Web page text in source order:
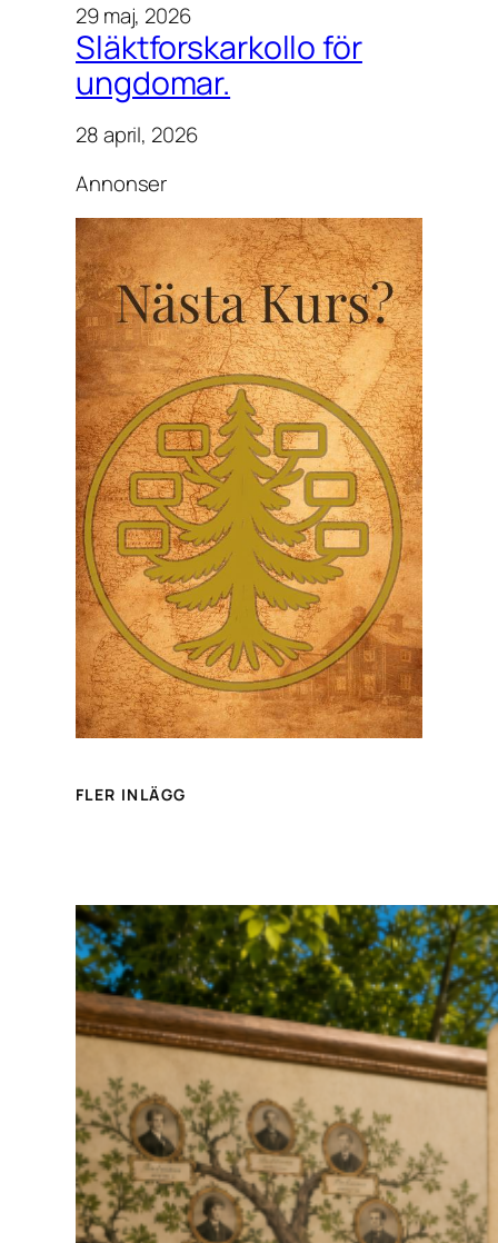
29 maj, 2026
Släktforskarkollo för
ungdomar.
28 april, 2026
Annonser
FLER INLÄGG